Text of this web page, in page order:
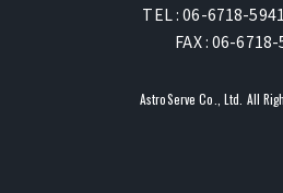
TEL : 06-6718-5941
FAX : 06-
AstroServe Co., Ltd. All